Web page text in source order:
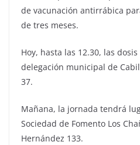
de vacunación antirrábica
de tres meses.
Hoy, hasta las 12.30, las
delegación municipal de
37.
Mañana, la jornada tendrá
Sociedad de Fomento Los
Hernández 133.